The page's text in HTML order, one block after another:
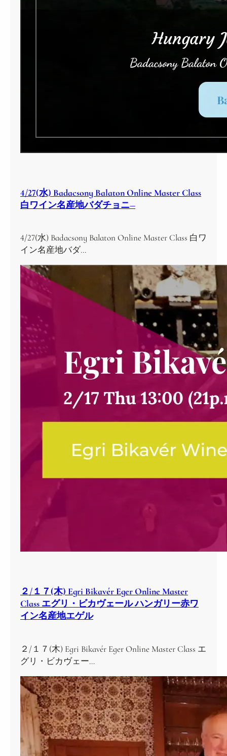
4/27(水) Badacsony Balaton Online Master Class
白ワイン名産地バダチョニ―
4/27(水) Badacsony Balaton Online Master Class 白ワ
イン名産地バダ…
２/１７(木) Egri Bikavér Eger Online Master
Class エグリ・ビカヴェール ハンガリー赤ワ
イン名産地エゲル
２/１７(木) Egri Bikavér Eger Online Master Class エ
グリ・ビカヴェー…